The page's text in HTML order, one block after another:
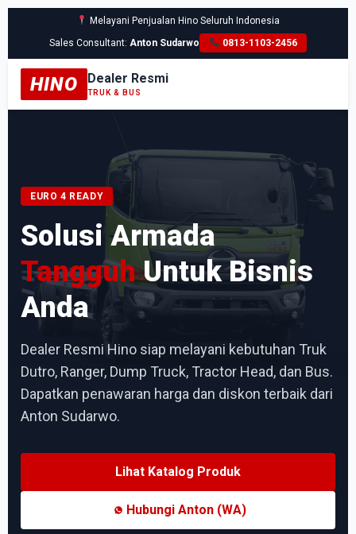
Melayani Penjualan Hino Seluruh Indonesia
Sales Consultant:Anton Sudarwo 0813-1103-2456
HINO Dealer Resmi
TRUK & BUS
EURO 4 READY
Solusi Armada
TangguhUntuk Bisnis
Anda
Dealer Resmi Hino siap melayani kebutuhan Truk
Dutro, Ranger, Dump Truck, Tractor Head, dan Bus.
Dapatkan penawaran harga dan diskon terbaik dari
Anton Sudarwo.
Lihat Katalog Produk
Hubungi Anton (WA)